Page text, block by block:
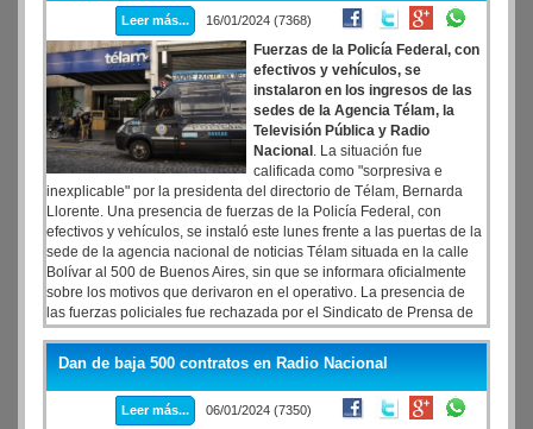
Leer más... 16/01/2024 (7368)
Fuerzas de la Policía Federal, con
efectivos y vehículos, se
instalaron en los ingresos de las
sedes de la Agencia Télam, la
Televisión Pública y Radio
Nacional . La situación fue
calificada como "sorpresiva e
inexplicable" por la presidenta del directorio de Télam, Bernarda
Llorente. Una presencia de fuerzas de la Policía Federal, con
efectivos y vehículos, se instaló este lunes frente a las puertas de la
sede de la agencia nacional de noticias Télam situada en la calle
Bolívar al 500 de Buenos Aires, sin que se informara oficialmente
sobre los motivos que derivaron en el operativo. La presencia de
las fuerzas policiales fue rechazada por el Sindicato de Prensa de
Buenos Aires (SIPREBA) -que también informó que hubo móviles
en la TV Pública y Radio Nacional- y calificada como «sorpresiva e
inexplicable» por la presidenta del directorio de la agencia de
noticias, Bernarda Llorente.
Dan de baja 500 contratos en Radio Nacional
Leer más... 06/01/2024 (7350)